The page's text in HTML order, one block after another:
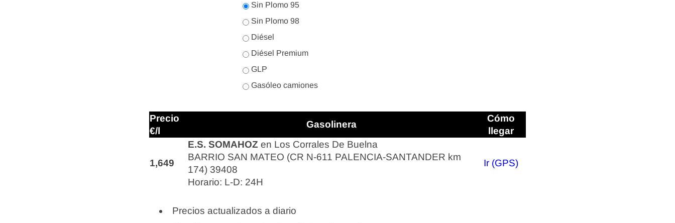
Sin Plomo 95
Sin Plomo 98
Diésel
Diésel Premium
GLP
Gasóleo camiones
Precio
€/l
Gasolinera
Cómo
llegar
1,649
E.S. SOMAHOZ en Los Corrales De Buelna
BARRIO SAN MATEO (CR N-611 PALENCIA-SANTANDER km
174) 39408
Horario: L-D: 24H
Ir (GPS)
Precios actualizados a diario